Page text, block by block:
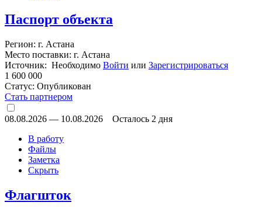
Паспорт объекта
Регион: г. Астана
Место поставки: г. Астана
Источник: Необходимо Войти или Зарегистрироваться
1 600 000
Статус: Опубликован
Стать партнером
08.08.2026 — 10.08.2026
Осталось 2 дня
В работу
Файлы
Заметка
Скрыть
Флагшток